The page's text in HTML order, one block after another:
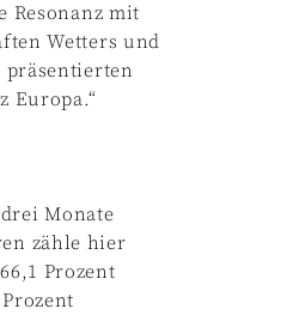
Resonanz mit
Wetters und
präsentierten
Europa.“
Monate
zähle hier
Prozent